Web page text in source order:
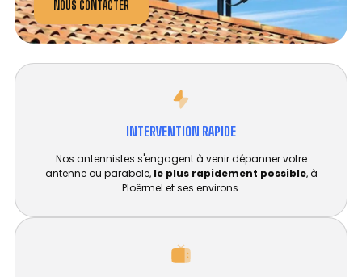
NOUS CONTACTER
INTERVENTION RAPIDE
Nos antennistes s'engagent à venir dépanner votre
antenne ou parabole, le plus rapidement possible, à
Ploërmel et ses environs.